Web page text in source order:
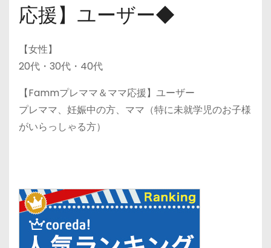
応援】ユーザー◆
【女性】
20代・30代・40代
【Fammプレママ＆ママ応援】ユーザー
プレママ、妊娠中の方、ママ（特に未就学児のお子様
がいらっしゃる方）